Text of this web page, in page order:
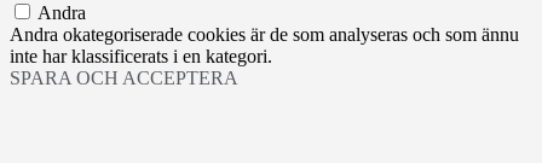
Andra
Andra okategoriserade cookies är de som analyseras och som ännu
inte har klassificerats i en kategori.
SPARA OCH ACCEPTERA